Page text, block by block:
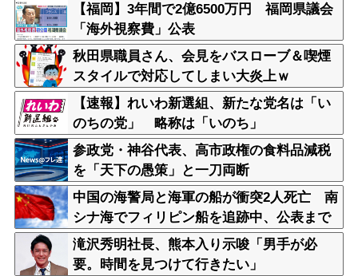
【福岡】3年間で2億6500万円 福岡県議会
「海外視察費」公表
秋田県職員さん、会見をバスローブ＆喫煙
スタイルで対応してしまい大炎上ｗ
【速報】れいわ新選組、新たな党名は「い
のちの党」 略称は「いのち」
参政党・神谷代表、高市政権の食料品減税
を「天下の愚策」と一刀両断
中国の海警局と海軍の船が衝突2人死亡 南
シナ海でフィリピン船を追跡中、公表まで
に1年
滝沢秀明社長、熊本入り示唆「男手が必
要。時間を見つけて行きたい」